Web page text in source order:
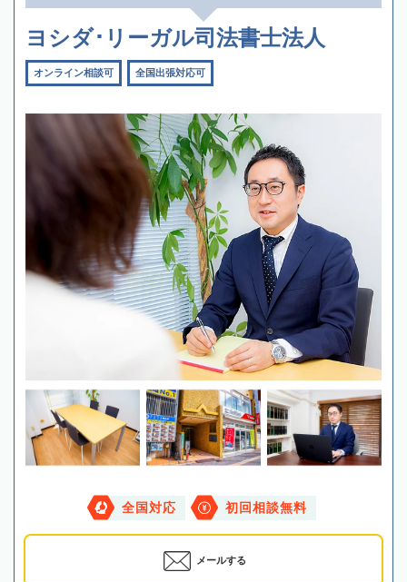
ヨシダ･リーガル司法書士法人
オンライン相談可 全国出張対応可
全国対応 初回相談無料
メールする